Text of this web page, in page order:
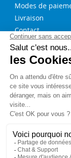
Modes de
Livraison
Contact
NOS SERVICES
FAQ
Blog
Aide au choix
Service de
Besoin d'aide ?